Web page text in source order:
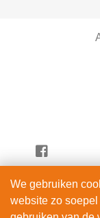
We gebruiken
website zo